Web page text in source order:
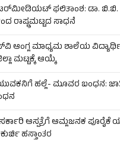
ಫಲಿತಾಂಶ: ಡಾ. ಬಿ.ಬಿ.
ರಾಷ್ಟ್ರಮಟ್ಟದ ಸಾಧನೆ
ಆಂಗ್ಲ ಮಾಧ್ಯಮ ಶಾಲೆಯ
ಮಟ್ಟಕ್ಕೆ ಆಯ್ಕೆ
ಹಲ್ಲೆ- ಮೂವರ ಬಂಧನ:
ಆಸ್ಪತ್ರೆಗೆ ಆಮ್ಲಜನಕ ಪೂರೈಕೆ
ಹಸ್ತಾಂತರ